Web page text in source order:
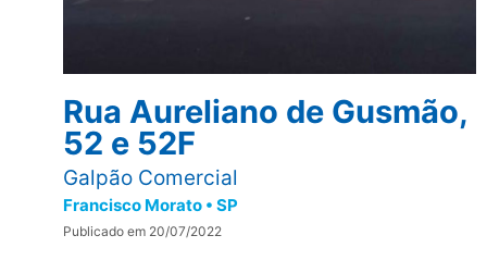
Rua Aureliano de Gusmão,
52 e 52F
Galpão Comercial
Francisco Morato • SP
Publicado em 20/07/2022